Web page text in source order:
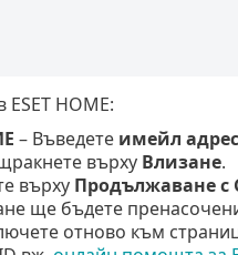
HOME:
– Въведете имейл
върху Влизане.
върху Продължаване с
ще бъдете
отново към